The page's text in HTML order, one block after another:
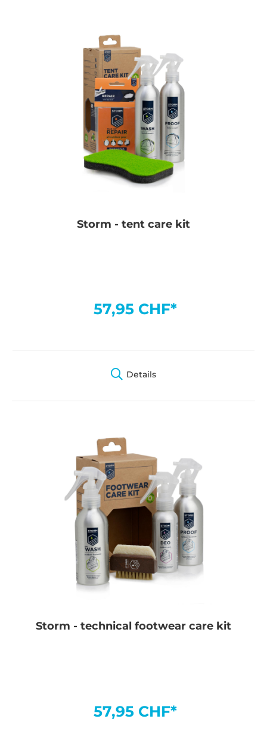
Storm - tent care kit
57,95 CHF*
Details
Storm - technical footwear care kit
57,95 CHF*